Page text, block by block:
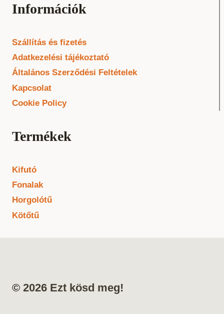
Információk
Szállítás és fizetés
Adatkezelési tájékoztató
Általános Szerződési Feltételek
Kapcsolat
Cookie Policy
Termékek
Kifutó
Fonalak
Horgolótű
Kötőtű
© 2026 Ezt kösd meg!